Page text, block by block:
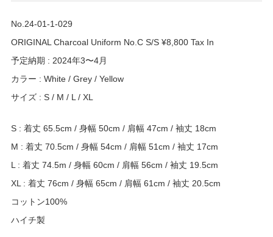
No.24-01-1-029
ORIGINAL Charcoal Uniform No.C S/S ¥8,800 Tax In
予定納期 : 2024年3〜4月
カラー : White / Grey / Yellow
サイズ : S / M / L / XL
S : 着丈 65.5cm / 身幅 50cm / 肩幅 47cm / 袖丈 18cm
M : 着丈 70.5cm / 身幅 54cm / 肩幅 51cm / 袖丈 17cm
L : 着丈 74.5m / 身幅 60cm / 肩幅 56cm / 袖丈 19.5cm
XL : 着丈 76cm / 身幅 65cm / 肩幅 61cm / 袖丈 20.5cm
コットン100%
ハイチ製